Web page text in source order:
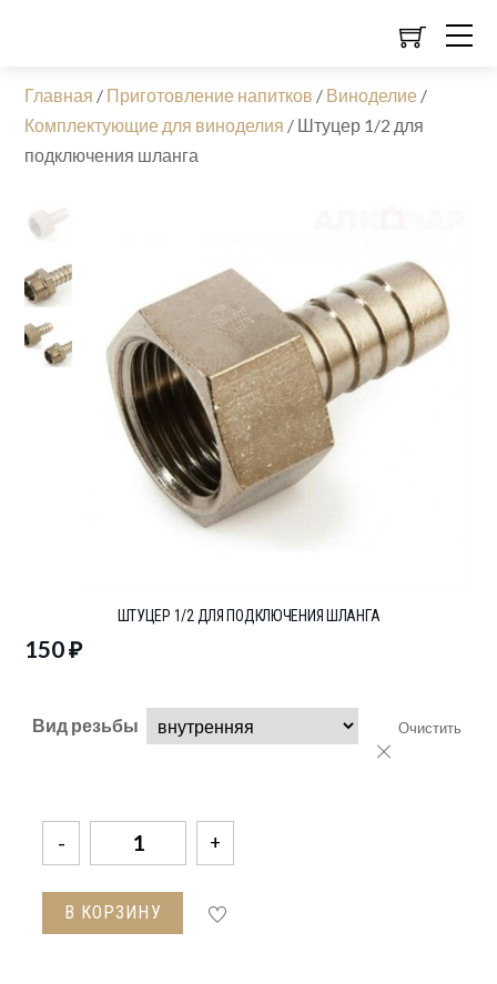
Главная / Приготовление напитков / Виноделие /
Комплектующие для виноделия / Штуцер 1/2 для
подключения шланга
ШТУЦЕР 1/2 ДЛЯ ПОДКЛЮЧЕНИЯ ШЛАНГА
150₽
Вид резьбы Очистить
Количество
товара
Штуцер
1/2
В КОРЗИНУ